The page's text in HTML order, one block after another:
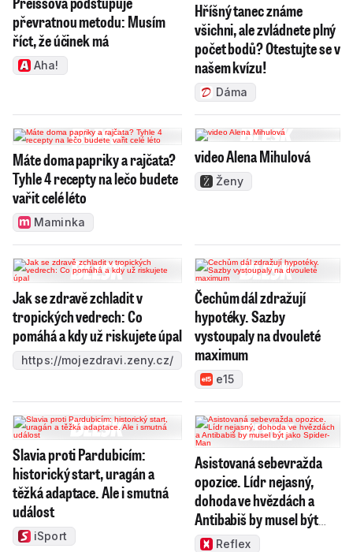
převratnou metodu: Musím
říct, že účinek má
Aha!
Hříšný tanec známe
všichni, ale zvládnete plný
počet bodů? Otestujte se v
našem kvízu!
Dáma
Máte doma papriky a rajčata?
Tyhle 4 recepty na lečo budete
vařit celé léto
Maminka
video Alena Mihulová
Ženy
Jak se zdravě zchladit v
tropických vedrech: Co
pomáhá a kdy už riskujete úpal
https://mojezdravi.zeny.cz/
Čechům dál zdražují
hypotéky. Sazby
vystoupaly na dvouleté
maximum
e15
Slavia proti Pardubicím:
historický start, uragán a
těžká adaptace. Ale i smutná
událost
iSport
Asistovaná sebevražda
opozice. Lídr nejasný,
dohoda ve hvězdách a
Antibabiš by musel být
jako Spider-Man
Reflex